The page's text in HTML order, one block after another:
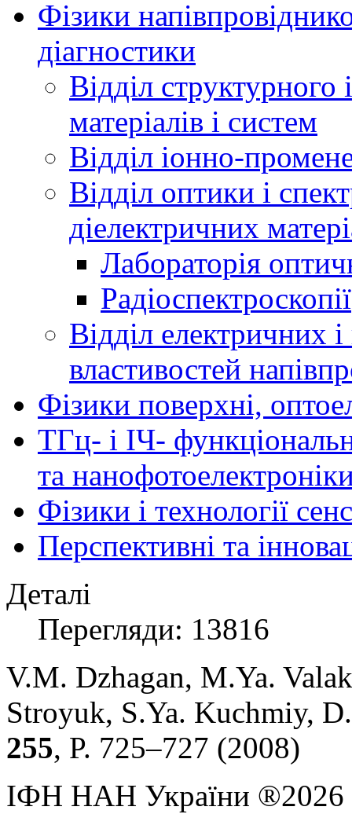
Фізики
діагностики
Відділ структурного
матеріалів і систем
Відділ іонно-
Відділ оптики і
діелектричних
Лабораторія
Радіоспектроскопії
Відділ електричних
властивостей
Фізики поверхні,
ТГц- і ІЧ-
та
Фізики і технології
Перспективні та
Деталі
Перегляди: 13816
V.M. Dzhagan, M.Ya.
Stroyuk, S.Ya. Kuchmiy,
255, P. 725–727 (2008)
ІФН НАН України ®2026